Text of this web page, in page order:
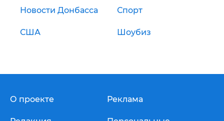
Новости Донбасса Спорт
США Шоубиз
О проекте Реклама